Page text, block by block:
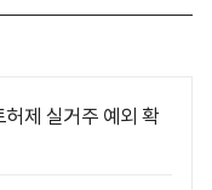
제 실거주 예외 확